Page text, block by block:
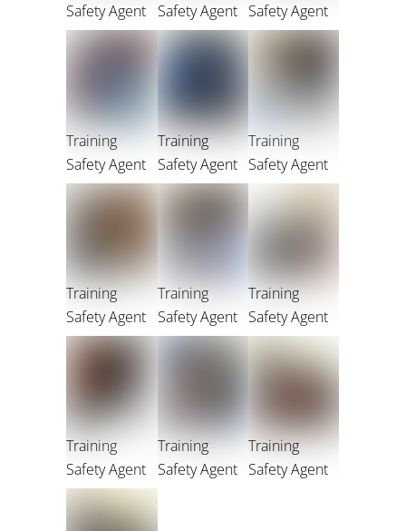
Safety Agent
Safety Agent
Safety Agent
Training
Safety Agent
Training
Safety Agent
Training
Safety Agent
Training
Safety Agent
Training
Safety Agent
Training
Safety Agent
Training
Safety Agent
Training
Safety Agent
Training
Safety Agent